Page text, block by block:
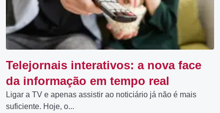
Telejornais interativos: a nova face
da informação em tempo real
Ligar a TV e apenas assistir ao noticiário já não é mais
suficiente. Hoje, o...